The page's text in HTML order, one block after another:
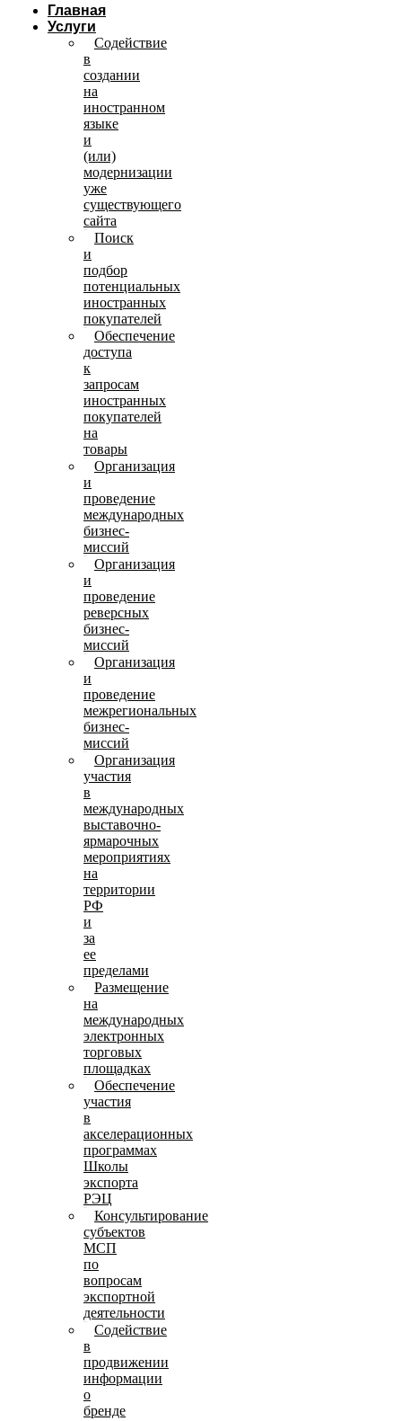
Главная
Услуги
Содействие
в
создании
на
иностранном
языке
и
(или)
модернизации
уже
существующего
сайта
Поиск
и
подбор
потенциальных
иностранных
покупателей
Обеспечение
доступа
к
запросам
иностранных
покупателей
на
товары
Организация
и
проведение
международных
бизнес-
миссий
Организация
и
проведение
реверсных
бизнес-
миссий
Организация
и
проведение
межрегиональных
бизнес-
миссий
Организация
участия
в
международных
выставочно-
ярмарочных
мероприятиях
на
территории
РФ
и
за
ее
пределами
Размещение
на
международных
электронных
торговых
площадках
Обеспечение
участия
в
акселерационных
программах
Школы
экспорта
РЭЦ
Консультирование
субъектов
МСП
по
вопросам
экспортной
деятельности
Содействие
в
продвижении
информации
о
бренде